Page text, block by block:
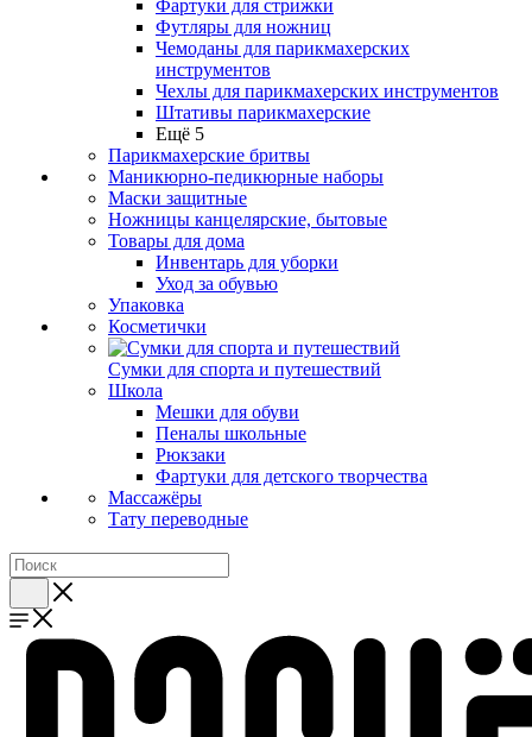
Фартуки для стрижки
Футляры для ножниц
Чемоданы для парикмахерских
инструментов
Чехлы для парикмахерских инструментов
Штативы парикмахерские
Ещё 5
Парикмахерские бритвы
Маникюрно-педикюрные наборы
Маски защитные
Ножницы канцелярские, бытовые
Товары для дома
Инвентарь для уборки
Уход за обувью
Упаковка
Косметички
Сумки для спорта и путешествий
Школа
Мешки для обуви
Пеналы школьные
Рюкзаки
Фартуки для детского творчества
Массажёры
Тату переводные